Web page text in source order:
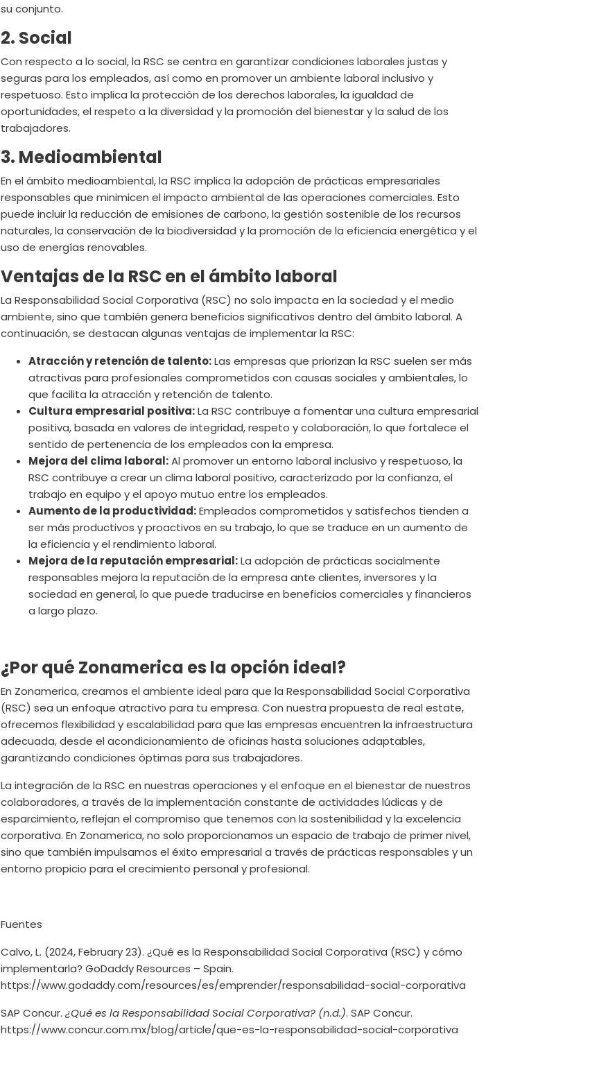
su conjunto.
2. Social
Con respecto a lo social, la RSC se centra en garantizar condiciones laborales justas y
seguras para los empleados, así como en promover un ambiente laboral inclusivo y
respetuoso. Esto implica la protección de los derechos laborales, la igualdad de
oportunidades, el respeto a la diversidad y la promoción del bienestar y la salud de los
trabajadores.
3. Medioambiental
En el ámbito medioambiental, la RSC implica la adopción de prácticas empresariales
responsables que minimicen el impacto ambiental de las operaciones comerciales. Esto
puede incluir la reducción de emisiones de carbono, la gestión sostenible de los recursos
naturales, la conservación de la biodiversidad y la promoción de la eficiencia energética y el
uso de energías renovables.
Ventajas de la RSC en el ámbito laboral
La Responsabilidad Social Corporativa (RSC) no solo impacta en la sociedad y el medio
ambiente, sino que también genera beneficios significativos dentro del ámbito laboral. A
continuación, se destacan algunas ventajas de implementar la RSC:
Atracción y retención de talento:Las empresas que priorizan la RSC suelen ser más
atractivas para profesionales comprometidos con causas sociales y ambientales, lo
que facilita la atracción y retención de talento.
Cultura empresarial positiva:La RSC contribuye a fomentar una cultura empresarial
positiva, basada en valores de integridad, respeto y colaboración, lo que fortalece el
sentido de pertenencia de los empleados con la empresa.
Mejora del clima laboral:Al promover un entorno laboral inclusivo y respetuoso, la
RSC contribuye a crear un clima laboral positivo, caracterizado por la confianza, el
trabajo en equipo y el apoyo mutuo entre los empleados.
Aumento de la productividad:Empleados comprometidos y satisfechos tienden a
ser más productivos y proactivos en su trabajo, lo que se traduce en un aumento de
la eficiencia y el rendimiento laboral.
Mejora de la reputación empresarial:La adopción de prácticas socialmente
responsables mejora la reputación de la empresa ante clientes, inversores y la
sociedad en general, lo que puede traducirse en beneficios comerciales y financieros
a largo plazo.
¿Por qué Zonamerica es la opción ideal?
En Zonamerica, creamos el ambiente ideal para que la Responsabilidad Social Corporativa
(RSC) sea un enfoque atractivo para tu empresa. Con nuestra propuesta de real estate,
ofrecemos flexibilidad y escalabilidad para que las empresas encuentren la infraestructura
adecuada, desde el acondicionamiento de oficinas hasta soluciones adaptables,
garantizando condiciones óptimas para sus trabajadores.
La integración de la RSC en nuestras operaciones y el enfoque en el bienestar de nuestros
colaboradores,a través de la implementación constante de actividades lúdicas y de
esparcimiento, reflejan el compromiso que tenemos con la sostenibilidad y la excelencia
corporativa. En Zonamerica, no solo proporcionamos un espacio de trabajo de primer nivel,
sino que también impulsamos el éxito empresarial a través de prácticas responsables y un
entorno propicio para el crecimiento personal y profesional.
Fuentes
Calvo, L. (2024, February 23). ¿Qué es la Responsabilidad Social Corporativa (RSC) y cómo
implementarla? GoDaddy Resources – Spain.
https://www.godaddy.com/resources/es/emprender/responsabilidad-social-corporativa
SAP Concur.¿Qué es la Responsabilidad Social Corporativa? (n.d.). SAP Concur.
https://www.concur.com.mx/blog/article/que-es-la-responsabilidad-social-corporativa